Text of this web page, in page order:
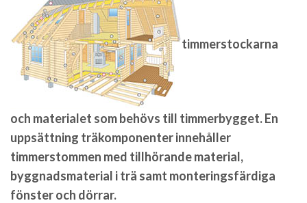
timmerstockarna
och materialet som behövs till timmerbygget. En
uppsättning träkomponenter innehåller
timmerstommen med tillhörande material,
byggnadsmaterial i trä samt monteringsfärdiga
fönster och dörrar.